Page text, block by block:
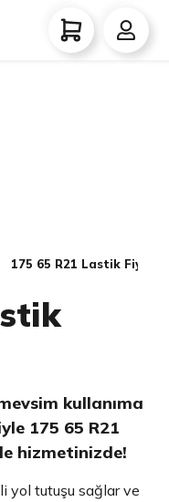
175 65 R21 Lastik
kullanıma
175 65 R21
hizmetinizde!
yol tutuşu sağlar ve